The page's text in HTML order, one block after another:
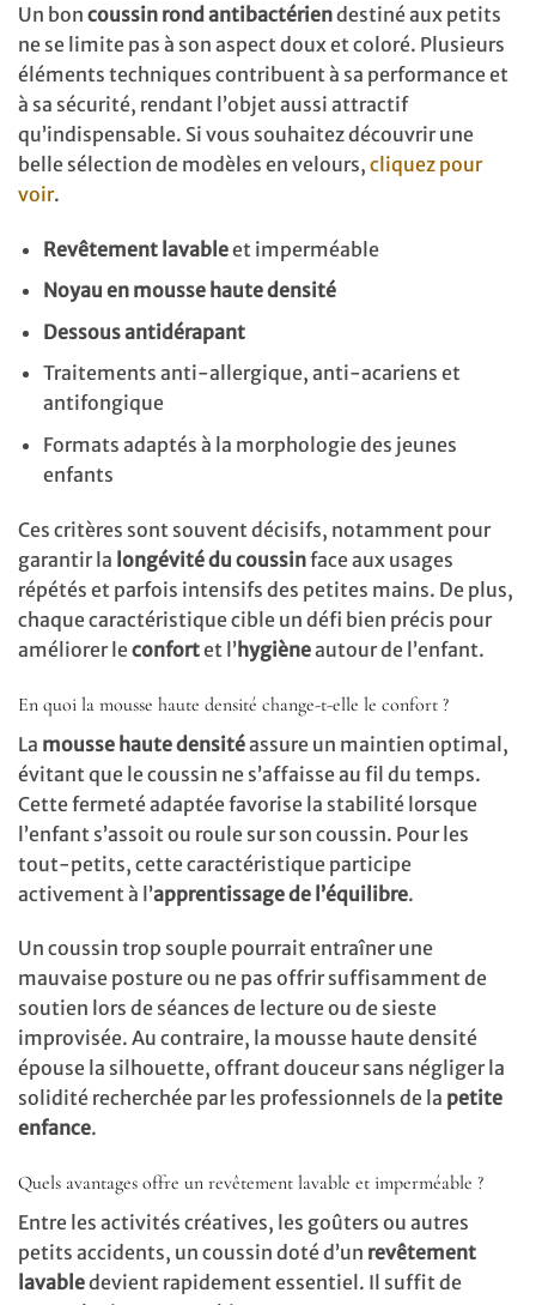
Un bon coussin rond antibactériendestiné aux petits
ne se limite pas à son aspect doux et coloré. Plusieurs
éléments techniques contribuent à sa performance et
à sa sécurité, rendant l’objet aussi attractif
qu’indispensable. Si vous souhaitez découvrir une
belle sélection de modèles en velours, cliquez pour
voir.
Revêtement lavableet imperméable
Noyau en mousse haute densité
Dessous antidérapant
Traitements anti-allergique, anti-acariens et
antifongique
Formats adaptés à la morphologie des jeunes
enfants
Ces critères sont souvent décisifs, notamment pour
garantir la longévité du coussinface aux usages
répétés et parfois intensifs des petites mains. De plus,
chaque caractéristique cible un défi bien précis pour
améliorer leconfortet l’hygièneautour de l’enfant.
En quoi la mousse haute densité change-t-elle le confort ?
La mousse haute densitéassure un maintien optimal,
évitant que le coussin ne s’affaisse au fil du temps.
Cette fermeté adaptée favorise la stabilité lorsque
l’enfant s’assoit ou roule sur son coussin. Pour les
tout-petits, cette caractéristique participe
activement à l’apprentissage de l’équilibre.
Un coussin trop souple pourrait entraîner une
mauvaise posture ou ne pas offrir suffisamment de
soutien lors de séances de lecture ou de sieste
improvisée. Au contraire, la mousse haute densité
épouse la silhouette, offrant douceur sans négliger la
solidité recherchée par les professionnels de la petite
enfance.
Quels avantages offre un revêtement lavable et imperméable ?
Entre les activités créatives, les goûters ou autres
petits accidents, un coussin doté d’un revêtement
lavabledevient rapidement essentiel. Il suffit de